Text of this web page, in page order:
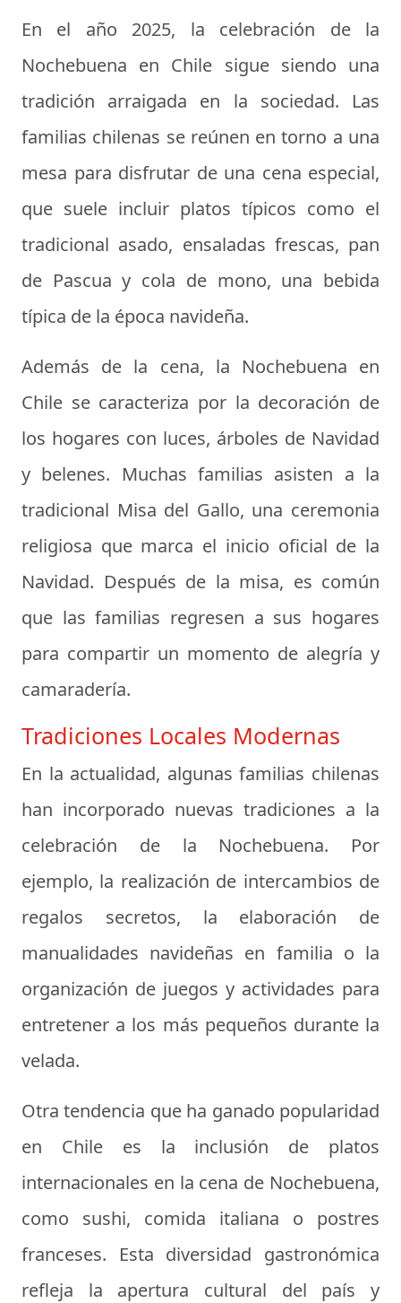
En el año 2025, la celebración de la
Nochebuena en Chile sigue siendo una
tradición arraigada en la sociedad. Las
familias chilenas se reúnen en torno a una
mesa para disfrutar de una cena especial,
que suele incluir platos típicos como el
tradicional asado, ensaladas frescas, pan
de Pascua y cola de mono, una bebida
típica de la época navideña.
Además de la cena, la Nochebuena en
Chile se caracteriza por la decoración de
los hogares con luces, árboles de Navidad
y belenes. Muchas familias asisten a la
tradicional Misa del Gallo, una ceremonia
religiosa que marca el inicio oficial de la
Navidad. Después de la misa, es común
que las familias regresen a sus hogares
para compartir un momento de alegría y
camaradería.
Tradiciones Locales Modernas
En la actualidad, algunas familias chilenas
han incorporado nuevas tradiciones a la
celebración de la Nochebuena. Por
ejemplo, la realización de intercambios de
regalos secretos, la elaboración de
manualidades navideñas en familia o la
organización de juegos y actividades para
entretener a los más pequeños durante la
velada.
Otra tendencia que ha ganado popularidad
en Chile es la inclusión de platos
internacionales en la cena de Nochebuena,
como sushi, comida italiana o postres
franceses. Esta diversidad gastronómica
refleja la apertura cultural del país y